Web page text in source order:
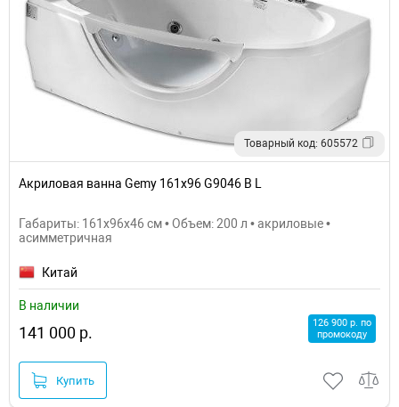
Товарный код: 605572
Акриловая ванна Gemy 161x96 G9046 B L
Габариты: 161x96x46 см • Объем: 200 л • акриловые •
асимметричная
Китай
В наличии
141 000 р.
126 900 р. по
промокоду
Купить